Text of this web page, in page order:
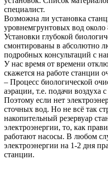
специалист.
Возможна ли установка
уровнемгрунтовых вод около
Установки глубокой
смонтированы в абсолютно
подробных консультаций с
У нас время от времени
скажется на работе станции
– Процесс биологической
аэрации, т.е. подачи воздуха
Поэтому если нет
сточных вод. Но не всё так
накопительный резервуар
электроэнергии, то, как
работают насосы. В любом
электроэнергии на 1-2 дня
станции.